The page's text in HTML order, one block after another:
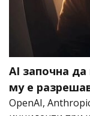
AI започна
му е
OpenAI,